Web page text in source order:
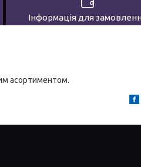
Інформація для
асортиментом.